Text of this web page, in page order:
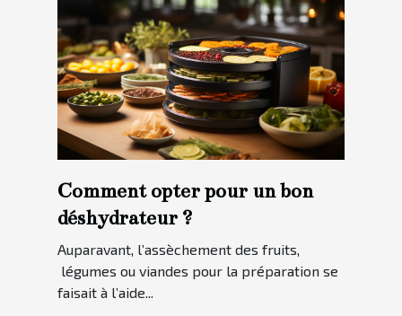
Comment opter pour un bon
déshydrateur ?
Auparavant, l’assèchement des fruits,
légumes ou viandes pour la préparation se
faisait à l’aide...